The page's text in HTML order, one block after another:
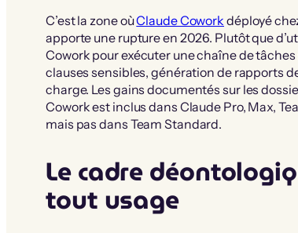
C’est la zone oùClaude Cowork déployé
apporte une rupture en 2026. Plutôt que
Cowork pour exécuter une chaîne de
clauses sensibles, génération de rapports
charge. Les gains documentés sur les
Cowork est inclus dans Claude Pro, Max,
mais pas dans Team Standard.
Le cadre
tout usage